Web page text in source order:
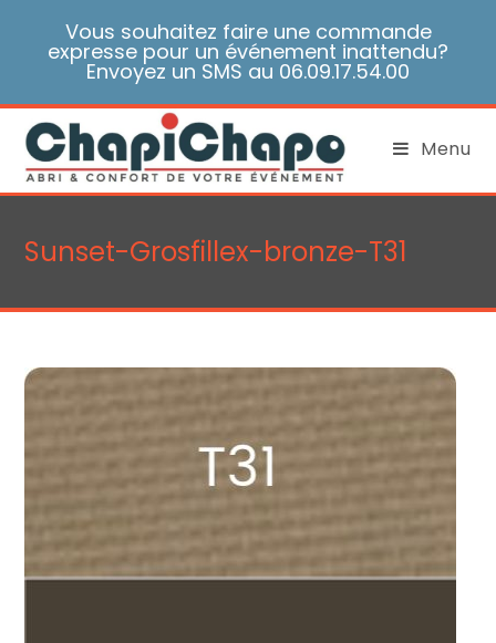
Vous souhaitez faire une commande
expresse pour un événement inattendu?
Envoyez un SMS au 06.09.17.54.00
Menu
Sunset-Grosfillex-bronze-T31